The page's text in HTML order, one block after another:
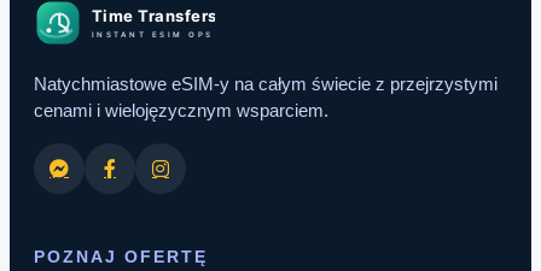
Natychmiastowe eSIM-y na całym świecie z przejrzystymi
cenami i wielojęzycznym wsparciem.
POZNAJ OFERTĘ